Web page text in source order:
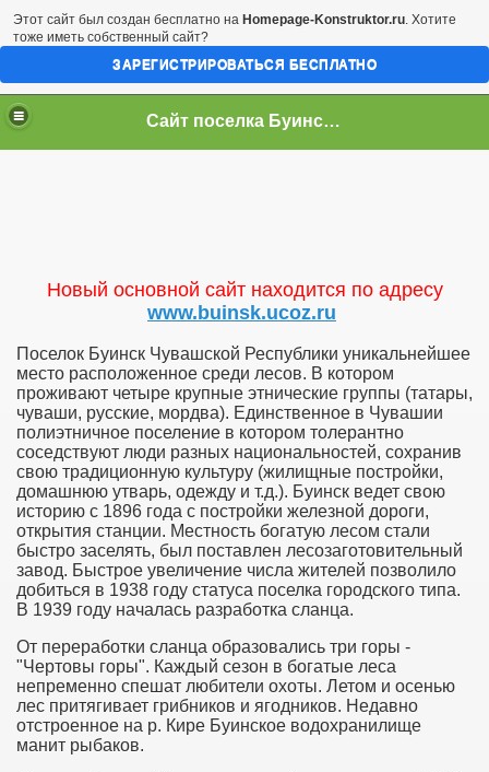
Сайт поселка Буинск - Чувашская Республика
Новый основной сайт находится по адресу
www.buinsk.ucoz.ru
Поселок Буинск Чувашской Республики уникальнейшее
место расположенное среди лесов. В котором
проживают четыре крупные этнические группы (татары,
чуваши, русские, мордва). Единственное в Чувашии
полиэтничное поселение в котором толерантно
соседствуют люди разных национальностей, сохранив
свою традиционную культуру (жилищные постройки,
домашнюю утварь, одежду и т.д.). Буинск ведет свою
историю с 1896 года с постройки железной дороги,
открытия станции. Местность богатую лесом стали
быстро заселять, был поставлен лесозаготовительный
завод. Быстрое увеличение числа жителей позволило
добиться в 1938 году статуса поселка городского типа.
В 1939 году началась разработка сланца.
От переработки сланца образовались три горы -
"Чертовы горы". Каждый сезон в богатые леса
непременно спешат любители охоты. Летом и осенью
лес притягивает грибников и ягодников. Недавно
отстроенное на р. Кире Буинское водохранилище
манит рыбаков.
Этот сайт был создан бесплатно на Homepage-Konstruktor.ru. Хотите
тоже иметь собственный сайт?
ЗАРЕГИСТРИРОВАТЬСЯ БЕСПЛАТНО